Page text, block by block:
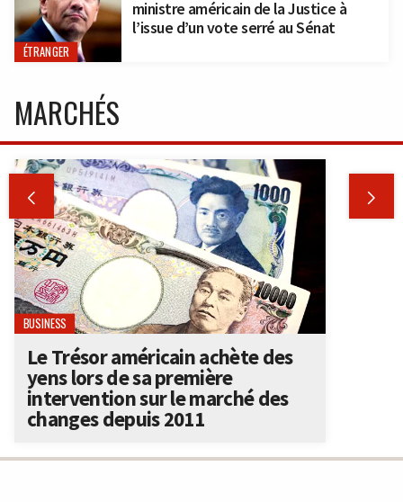
ÉTRANGER
ministre américain de la Justice à
l’issue d’un vote serré au Sénat
MARCHÉS
 
BUSINESS
Le Trésor américain achète des
yens lors de sa première
intervention sur le marché des
changes depuis 2011